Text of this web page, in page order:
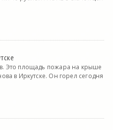
Это площадь пожара на крыше
в Иркутске. Он горел сегодня